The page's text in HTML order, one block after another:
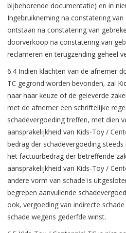
bijbehorende documentatie) en in
Ingebruikneming na constatering
ontstaan na constatering van
doorverkoop na constatering van
reclameren en terugzending geheel
6.4 Indien klachten van de afnemer
TC gegrond worden bevonden, zal
naar haar keuze of de geleverde
met de afnemer een schriftelijke
schadevergoeding treffen, met dien
aansprakelijkheid van Kids-Toy /
bedrag der schadevergoeding
het factuurbedrag der betreffende
aansprakelijkheid van Kids-Toy /
andere vorm van schade is
begrepen aanvullende
ook, vergoeding van indirecte
schade wegens gederfde winst.